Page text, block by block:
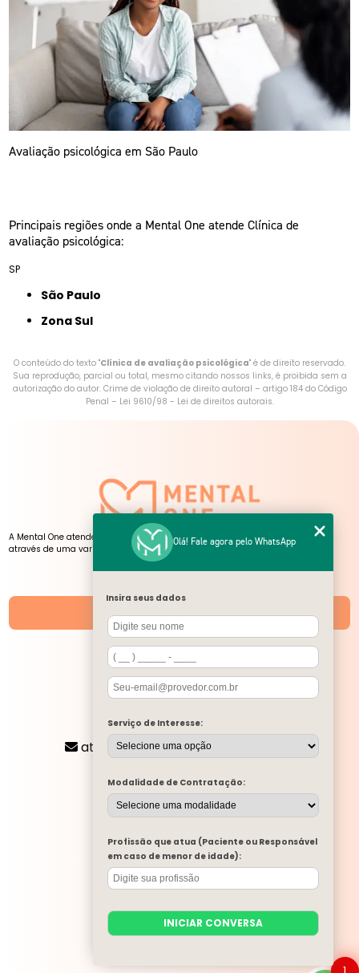
Avaliação psicológica em São Paulo
Principais regiões onde a Mental One atende Clínica de
avaliação psicológica:
SP
São Paulo
Zona Sul
O conteúdo do texto "Clínica de avaliação psicológica" é de direito reservado.
Sua reprodução, parcial ou total, mesmo citando nossos links, é proibida sem a
autorização do autor. Crime de violação de direito autoral – artigo 184 do Código
Penal – Lei 9610/98 - Lei de direitos autorais.
A Mental One atende pessoas de todas as idades, presencialmente e online,
através de uma variedade de serviços, atendimentos e atividades.
Unidades
SIGA-NOS
(11) 2424-8197
atendimento@mentalone.com.br
MENU
A MENTAL ONE
SERVIÇOS
BLOG
MENTAL ONE NA MÍDIA
TRABALHE CONOSCO
PARA EMPRESAS
CONTATO
CATEGORIAS
1
Olá! Fale agora pelo WhatsApp
Insira seus dados
Serviço de Interesse:
Modalidade de Contratação:
Profissão que atua (Paciente ou Responsável
em caso de menor de idade):
INICIAR CONVERSA